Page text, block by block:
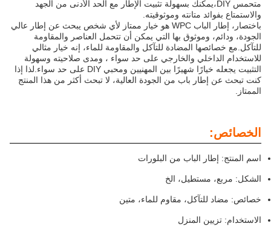
متحمس DIY،يمكنك بسهولة تثبيت الإطار مع الحد الأدنى من الجهد
والاستمتاع بفوائد متانته وموثوقيته.
باختصار، إطار الباب WPC هو خيار ممتاز لأي شخص يبحث عن إطار عالي
الجودة، ودائم، وموثوق بها التي يمكن أن تتحمل العناصر والمقاومة
للتآكل.مع خصائصها المضادة للتآكل والمقاومة للماء، إنه خيار مثالي
للاستخدام الداخلي والخارجي على حد سواء ، ومدى صلاحيته وسهولة
التثبيت يجعله خيارًا شهيرًا بين المهنيين ومحبي DIY على حد سواء.لذا إذا
كنت تبحث عن إطار باب من الجودة العالية، لا تبحث أكثر من هذا المنتج
الممتاز.
الخصائص:
اسم المنتج: إطار الباب من البلورات
الشكل: مربع، مستطيل، الخ
خصائص: مضاد للتآكل، مقاوم للماء، متين
الاستخدام: تزيين المنزل